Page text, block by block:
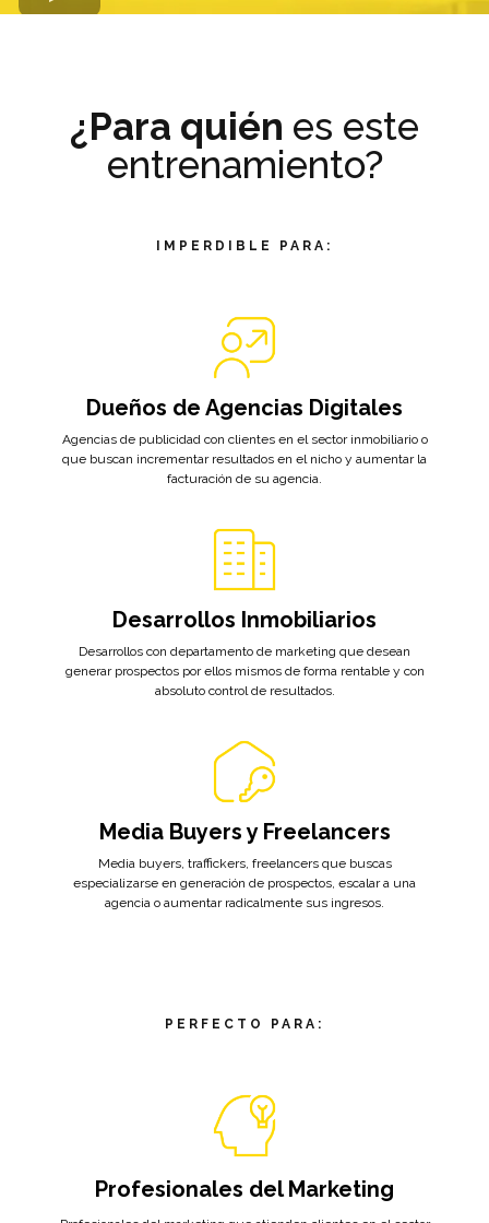
¿Para quién es este
entrenamiento?
IMPERDIBLE PARA:
Dueños de Agencias Digitales
Agencias de publicidad con clientes en el sector inmobiliario o
que buscan incrementar resultados en el nicho y aumentar la
facturación de su agencia.
Desarrollos Inmobiliarios
Desarrollos con departamento de marketing que desean
generar prospectos por ellos mismos de forma rentable y con
absoluto control de resultados.
Media Buyers y Freelancers
Media buyers, traffickers, freelancers que buscas
especializarse en generación de prospectos, escalar a una
agencia o aumentar radicalmente sus ingresos.
PERFECTO PARA:
Profesionales del Marketing